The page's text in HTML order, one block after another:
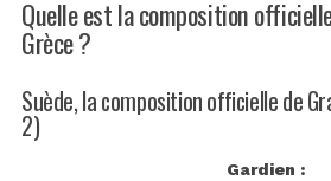
Quelle est la composition
Grèce ?
Suède, la composition officielle de
2)
Gardien :